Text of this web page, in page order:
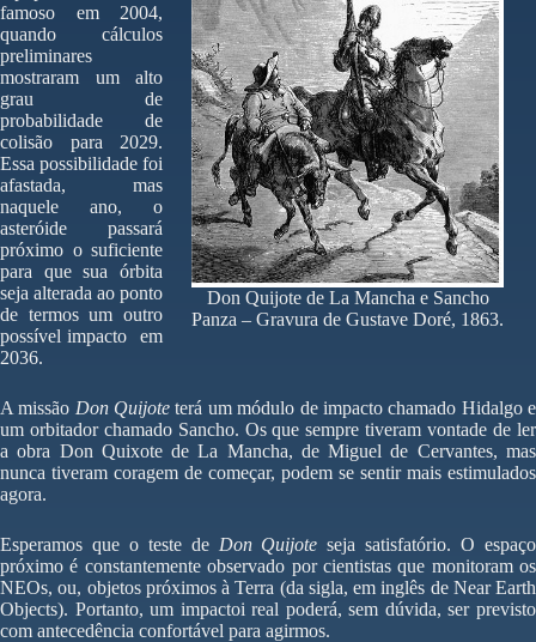
Don Quijote de La Mancha e Sancho
Panza – Gravura de Gustave Doré, 1863.
famoso em 2004,
quando cálculos
preliminares
mostraram um alto
grau de
probabilidade de
colisão para 2029.
Essa possibilidade foi
afastada, mas
naquele ano, o
asteróide passará
próximo o suficiente
para que sua órbita
seja alterada ao ponto
de termos um outro
possível impacto em
2036.
A missão Don Quijote terá um módulo de impacto chamado Hidalgo e
um orbitador chamado Sancho. Os que sempre tiveram vontade de ler
a obra Don Quixote de La Mancha, de Miguel de Cervantes, mas
nunca tiveram coragem de começar, podem se sentir mais estimulados
agora.
Esperamos que o teste de Don Quijote seja satisfatório. O espaço
próximo é constantemente observado por cientistas que monitoram os
NEOs, ou, objetos próximos à Terra (da sigla, em inglês de Near Earth
Objects). Portanto, um impactoi real poderá, sem dúvida, ser previsto
com antecedência confortável para agirmos.